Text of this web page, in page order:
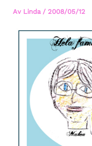
Av Linda / 2008/05/12